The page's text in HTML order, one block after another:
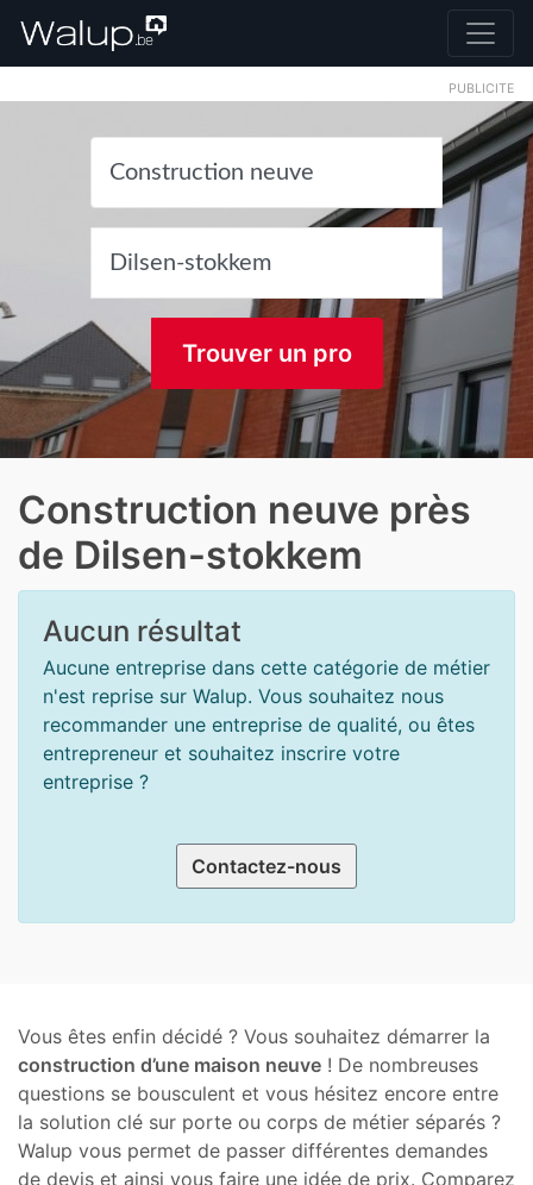
PUBLICITE
Trouver un pro
Construction neuve près
de Dilsen-stokkem
Aucun résultat
Aucune entreprise dans cette catégorie de métier
n'est reprise sur Walup. Vous souhaitez nous
recommander une entreprise de qualité, ou êtes
entrepreneur et souhaitez inscrire votre
entreprise ?
Contactez-nous
Vous êtes enfin décidé ? Vous souhaitez démarrer la
construction d’une maison neuve ! De nombreuses
questions se bousculent et vous hésitez encore entre
la solution clé sur porte ou corps de métier séparés ?
Walup vous permet de passer différentes demandes
de devis et ainsi vous faire une idée de prix. Comparez